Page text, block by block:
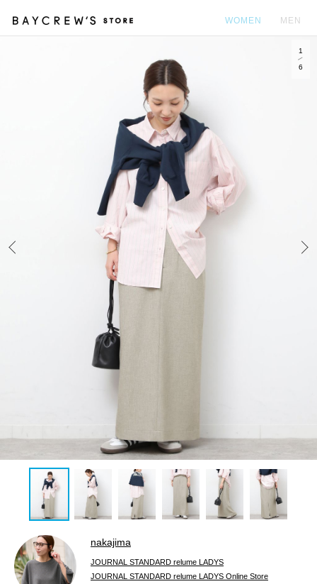
WOMEN MEN
1
6
nakajima
JOURNAL STANDARD relume LADYS
JOURNAL STANDARD relume LADYS Online Store